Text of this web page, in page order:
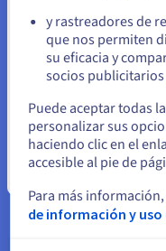
El uso de la potencia
software especializado
las capacidades
Estas herramientas y
distribuir tareas de
administrar la
utilización eficaz de los
Lenguajes de
Interface) y OpenMP
marcos para
permite a los
Permanezca en el
y rastreadores de
que nos permiten
su eficacia y
socios publicitarios
Puede aceptar todas
personalizar sus
haciendo clic en el
accesible al pie de
Para más
de información y uso